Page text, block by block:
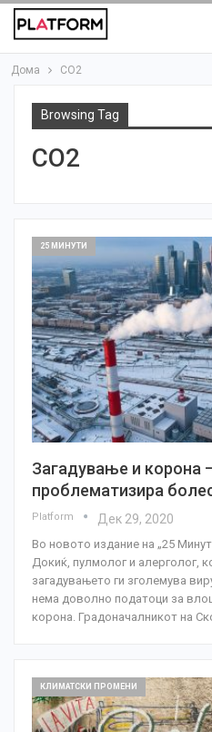
Дома CO2
Browsing Tag
CO2
25 МИНУТИ
Загадување и корона
проблематизира
Platform Дек 29, 2020
Во новото издание на „25
Докиќ, пулмолог и алерголог,
загадувањето ги зголемува
нема доволно податоци за
корона. Градоначалникот на
КЛИМАТСКИ ПРОМЕНИ